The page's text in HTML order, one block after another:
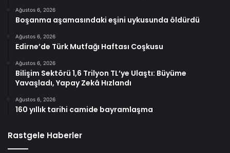
Ağustos 6, 2026
Boşanma aşamasındaki eşini uykusunda öldürdü
Ağustos 6, 2026
Edirne’de Türk Mutfağı Haftası Coşkusu
Ağustos 6, 2026
Bilişim Sektörü 1,6 Trilyon TL’ye Ulaştı: Büyüme
Yavaşladı, Yapay Zekâ Hızlandı
Ağustos 6, 2026
160 yıllık tarihi camide bayramlaşma
Rastgele Haberler